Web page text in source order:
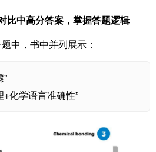
比中高分答案，掌握答题逻辑
中，书中并列展示：
化学语言准确性”